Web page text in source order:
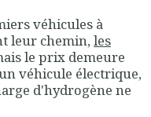
véhicules à
leur chemin,les
le prix demeure
véhicule électrique,
d'hydrogène ne